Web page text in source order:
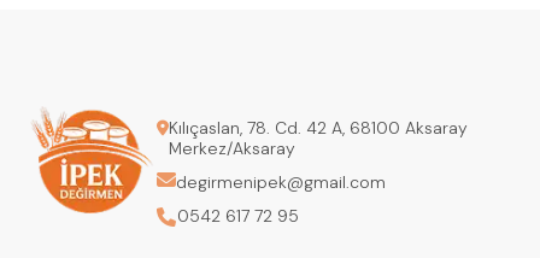
Kılıçaslan, 78. Cd. 42 A, 68100 Aksaray
Merkez/Aksaray
degirmenipek@gmail.com
0542 617 72 95